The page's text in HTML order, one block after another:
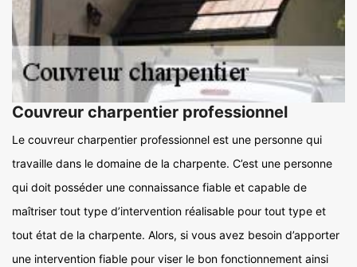
Couvreur charpentier professionnel
Le couvreur charpentier professionnel est une personne qui
travaille dans le domaine de la charpente. C’est une personne
qui doit posséder une connaissance fiable et capable de
maîtriser tout type d’intervention réalisable pour tout type et
tout état de la charpente. Alors, si vous avez besoin d’apporter
une intervention fiable pour viser le bon fonctionnement ainsi